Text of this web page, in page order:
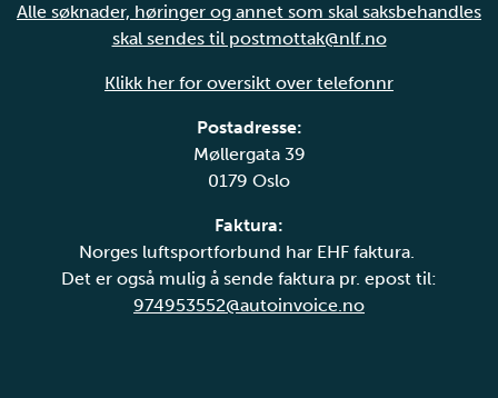
Alle søknader, høringer og annet som skal saksbehandles
skal sendes til postmottak@nlf.no
Klikk her for oversikt over telefonnr
Postadresse:
Møllergata 39
0179 Oslo
Faktura:
Norges luftsportforbund har EHF faktura.
Det er også mulig å sende faktura pr. epost til:
974953552@autoinvoice.no